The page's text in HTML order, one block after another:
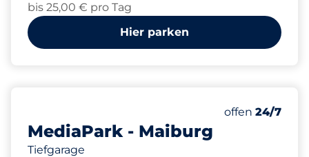
bis 25,00 € pro Tag
Hier parken
MediaPark - Maiburg
Tiefgarage
Anzahl der
offen 24/7